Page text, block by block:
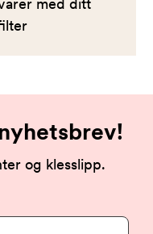
med ditt
og klesslipp.